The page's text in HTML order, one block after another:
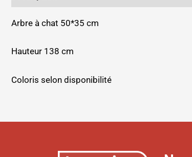
Arbre à chat 50*35 cm
Hauteur 138 cm
Coloris selon disponibilité